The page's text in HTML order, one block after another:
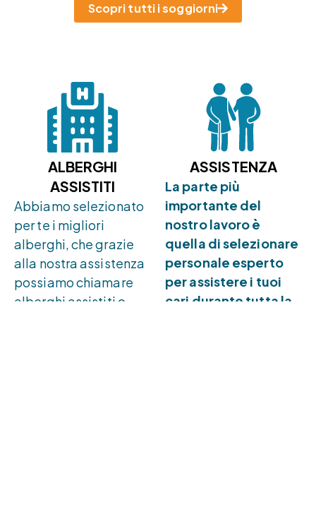
Scopri tutti i soggiorni
ALBERGHI
ASSISTITI
Abbiamo selezionato
per te i migliori
alberghi, che grazie
alla nostra assistenza
possiamo chiamare
alberghi assistiti o
ASSISTENZA
La parte più
importante del
nostro lavoro è
quella di selezionare
personale esperto
per assistere i tuoi
cari durante tutta la